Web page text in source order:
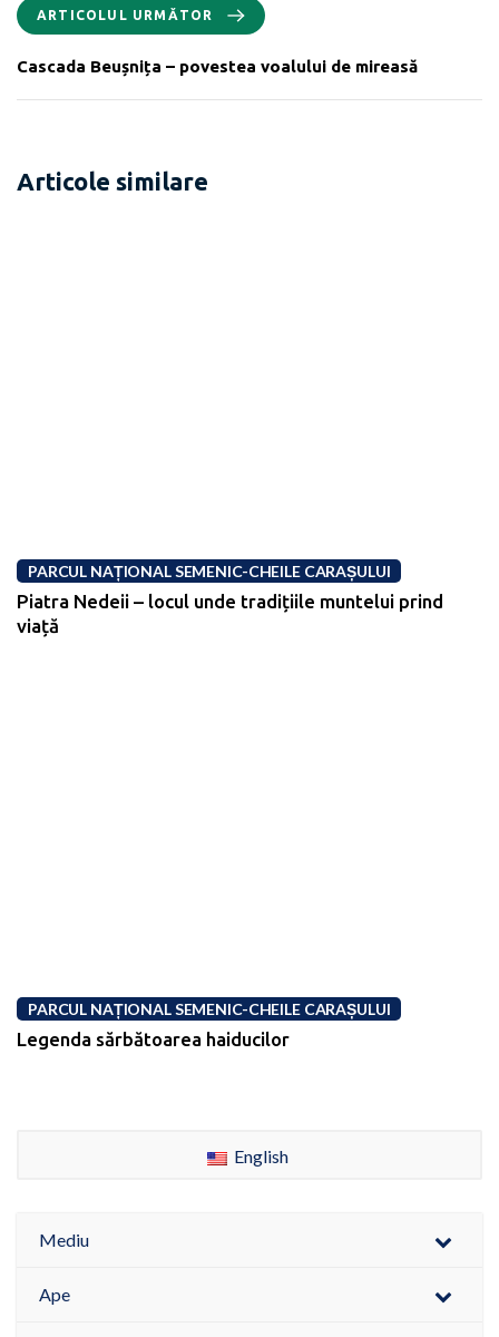
ARTICOLUL URMĂTOR
Cascada Beușnița – povestea voalului de mireasă
Articole similare
PARCUL NAȚIONAL SEMENIC-CHEILE CARAȘULUI
Piatra Nedeii – locul unde tradițiile muntelui prind
viață
PARCUL NAȚIONAL SEMENIC-CHEILE CARAȘULUI
Legenda sărbătoarea haiducilor
English
Mediu
Ape